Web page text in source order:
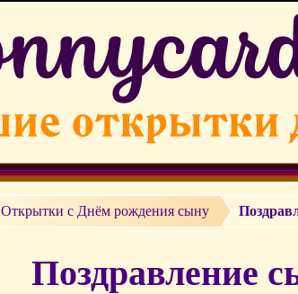
Открытки c Днём рождения сыну
Поздравление